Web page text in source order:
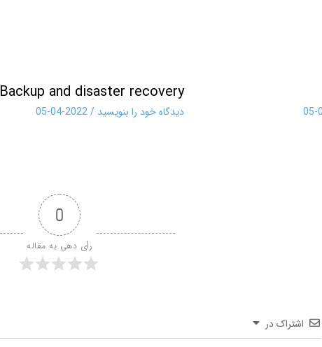
Backup and disaster recovery
دیدگاه‌ خود را بنویسید /
2022-04-05
0
رأی دهی به مقاله
اشتراک در